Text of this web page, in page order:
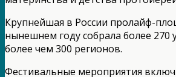
Крупнейшая в России пролайф-
нынешнем году собрала более 270
более чем 300 регионов.
Фестивальные мероприятия